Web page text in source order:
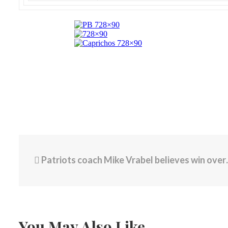
Patriots coach Mike Vrabel believes win over Dolphins can be blueprint for rest of season